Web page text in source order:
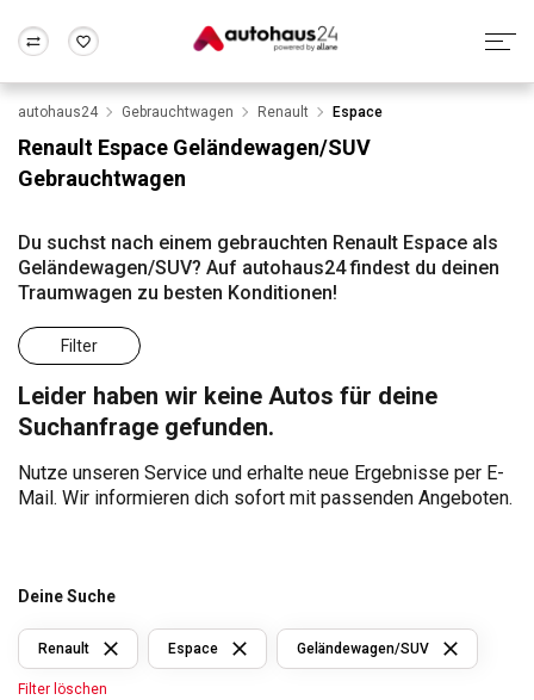
Wir bewerten dein Auto
Alle Fragen & Antworten
Rund um die Inzahlungnahme
autohaus24 Gebrauchtwagen Renault Espace
Renault Espace Geländewagen/SUV
Gebrauchtwagen
Du suchst nach einem gebrauchten Renault Espace als
Geländewagen/SUV? Auf autohaus24 findest du deinen
Traumwagen zu besten Konditionen!
Filter
Leider haben wir keine Autos für deine
Suchanfrage gefunden.
Nutze unseren Service und erhalte neue Ergebnisse per E-
Mail. Wir informieren dich sofort mit passenden Angeboten.
Deine Suche
Renault Espace Geländewagen/SUV
Filter löschen